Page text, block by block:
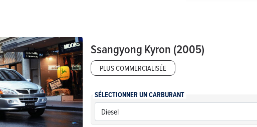
SsangyongKyron (2005)
PLUS COMMERCIALISÉE
SÉLECTIONNER UN CARBURANT